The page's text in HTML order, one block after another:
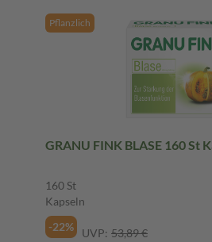
Pflanzlich
GRANU FINK BLASE 160 St
160 St
Kapseln
-22%
UVP: 53,89 €